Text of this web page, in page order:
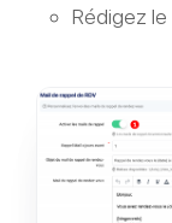
Rédigez le